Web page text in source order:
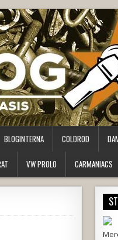
BLOGINTERNA COLDROD
VW PROLO CARMANIACS